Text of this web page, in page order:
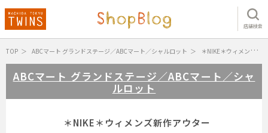
店舗検索
TOP ABCマート グランドステージ／ABCマート／シャルロット ＊NIKE＊ウィメンズ新作アウター
ABCマート グランドステージ／ABCマート／シャ
ルロット
＊NIKE＊ウィメンズ新作アウター